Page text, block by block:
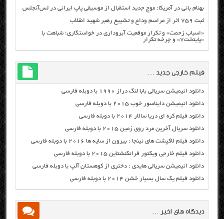
بهنام بانی در آمریکا: موج جدید استقبال از موسیقی پاپ ایرانی در لس‌آنجلس
ثبت ۷۵۹ اثر از مراسم وداع و تشییع رهبر شهید انقلاب
«اسباب زحمت» و تکرار موقعیت آبروداری در خواستگاری؛ شباهت با
«پایتخت۷» و چرخه تکرار
فیلم خارجی جدید …
دانلود انیمیشن سریالی بابا لنگ دراز ۱۹۹۰ با دوبله فارسی
دانلود انیمیشن دایناسور خوب ۲۰۱۵ با دوبله فارسی
دانلود فیلم کره ای دریا سالار ۲۰۱۴ با دوبله فارسی
دانلود سریال آخرین مرد روی زمین ۲۰۱۵ با دوبله فارسی
دانلود فیلم لاکپشت های نینجا : بیرون از سایه ها ۲۰۱۶ با دوبله فارسی
دانلود فیلم خارجی ویکتور فرانکنشتاین ۲۰۱۵ با دوبله فارسی
دانلود انیمیشن سریالی هایدی : دختری از کوهستان آلپ با دوبله فارسی
دانلود فیلم یک سال بسیار خشن ۲۰۱۴ با دوبله فارسی
دیدگاه های اخیر …